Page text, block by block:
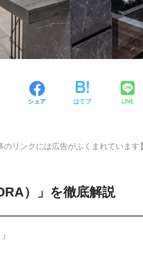
シェア はてブ LINE
のリンクには広告がふくまれています】
）」を徹底解説